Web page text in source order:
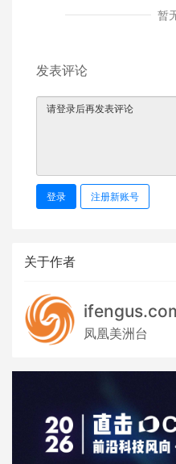
暂
发表评论
登录 注册新账号
关于作者
凤凰美洲台